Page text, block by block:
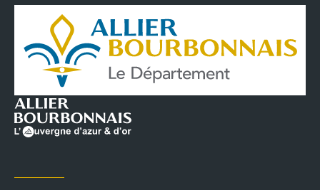
Conseil
Départemental
de
l'Allier
Infos